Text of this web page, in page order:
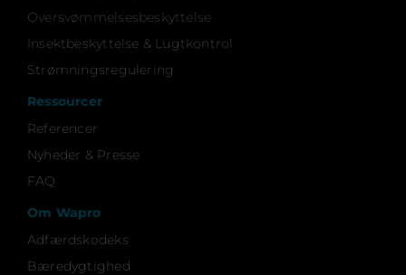
Oversvømmelsesbeskyttelse
Insektbeskyttelse & Lugtkontrol
Strømningsregulering
Ressourcer
Referencer
Nyheder & Presse
FAQ
Om Wapro
Adfærdskodeks
Bæredygtighed